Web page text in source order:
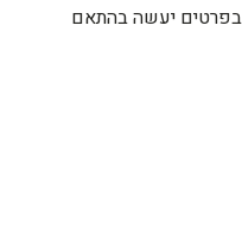
בפרטים יעשה בהתאם